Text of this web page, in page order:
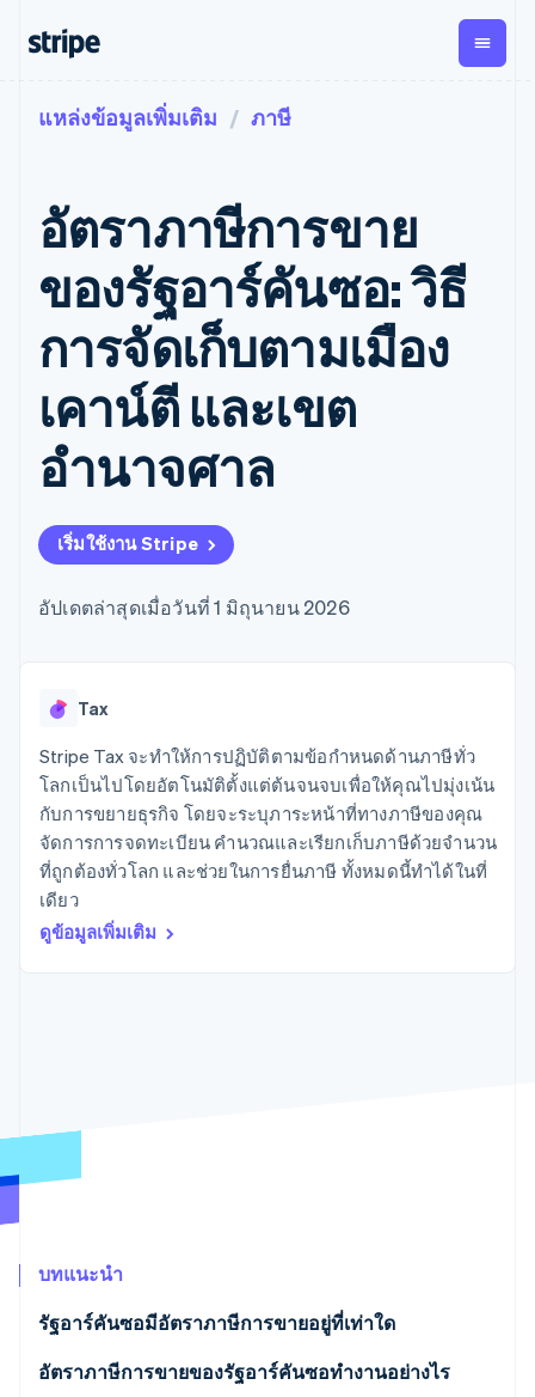
การชำระเงิน
การชำระเงิน
ออนไลน์
Payment links
การชำระเงิน
เขียนโค้ด
Checkout
UI การชำระ
เงินสำเร็จรูป
Elements
องค์ประกอบ UI
ที่ยืดหยุ่น
วิธีการชำระ
มากกว่า 125
รายการ
Authorization
ยกระดับการ
รวดเร็วขึ้น
รายรับ
รายรับตาม
แบบแผนล่วง
หน้า
Metronome
การเรียกเก็บ
เงินตามการ
ใช้งาน
การชำระเงิน
ตามรอบบิล
การชำระเงิน
ตามรอบบิล
Invoicing
ครั้งเดียวหรือ
ตามแบบแผน
ขายและ VAT
อัตโนมัติ
Revenue
ระบบ
Data
Pipeline
การซิงค์
ข้อมูล
Global
เบิกจ่าย
ให้กับ
บุคคลที่
สาม
เพิ่มเติม
ดูสิ่งที่กำลังจะมาถึง
Climate
Stripe Sessions 2026
ดูว่า Stripe กำลังสร้างโครงสร้างพื้นฐานระบบเศรษฐกิจสำหรับ
AI อย่างไร
รับชมเลย
ตามขั้น
ตามกรณีใช้งาน
การค้าแบบใช้เอเจนต์
อีคอมเมิร์ซ
บริการทางการเงินที่ผสาน
รวมในตัว
การทำงานอัตโนมัติด้าน
ธุรกิจทั่วโลก
การชำระเงินในแอป
การจัดการเงิน
แพลตฟอร์ม
แวดวงครีเอเตอร์
เกม
การบริการ การเดินทาง
และสันทนาการ
ประกันภัย
สื่อและความบันเทิง
องค์กรไม่แสวงผลกำไร
ธุรกิจค้าปลีก
เอกสารประกอบ
ไลบรารีและ SDK
Stripe Apps
คู่มือ
รับการชำระเงินออนไลน์
ติดตั้งใช้งานการชำระเงิน
สำเร็จรูป
มาร์เก็ตเพลส
จัดการการชำระเงินตาม
เสนอการเรียกเก็บเงินตาม
การใช้งาน
รองรับอยู่
จัดเตรียมและจัดการ
การเชื่อมต่อการทำงาน
แอป
ตัวอย่างโค้ด
บล็อกของนักพัฒนา
สถานะ API
เรียนรู้
คู่มือ
การสนับสนุน
รับการสนับสนุน
แพ็กเกจการสนับสนุนที่ได้
รับการจัดการ
บริการเฉพาะทาง
บริษัท
แผนงานผลิตภัณฑ์
การประชุมประจำปีแบบ
เซสชัน
การติดต่อ
ติดต่อฝ่ายขาย
สมัครเป็นพาร์ทเนอร์
แหล่งข้อมูลเพิ่มเติม ภาษี
อัตราภาษีการขาย
ของรัฐอาร์คันซอ: วิธี
การจัดเก็บตามเมือง
เคาน์ตี และเขต
อำนาจศาล
เริ่มใช้งาน Stripe
อัปเดตล่าสุดเมื่อวันที่ 1 มิถุนายน 2026
Tax
Stripe Tax จะทำให้การปฏิบัติตามข้อกำหนดด้านภาษีทั่ว
โลกเป็นไปโดยอัตโนมัติตั้งแต่ต้นจนจบเพื่อให้คุณไปมุ่งเน้น
กับการขยายธุรกิจ โดยจะระบุภาระหน้าที่ทางภาษีของคุณ
จัดการการจดทะเบียน คำนวณและเรียกเก็บภาษีด้วยจำนวน
ที่ถูกต้องทั่วโลก และช่วยในการยื่นภาษี ทั้งหมดนี้ทำได้ในที่
เดียว
ดูข้อมูลเพิ่มเติม
บทแนะนำ
รัฐอาร์คันซอมีอัตราภาษีการขายอยู่ที่เท่าใด
อัตราภาษีการขายของรัฐอาร์คันซอทำงานอย่างไร